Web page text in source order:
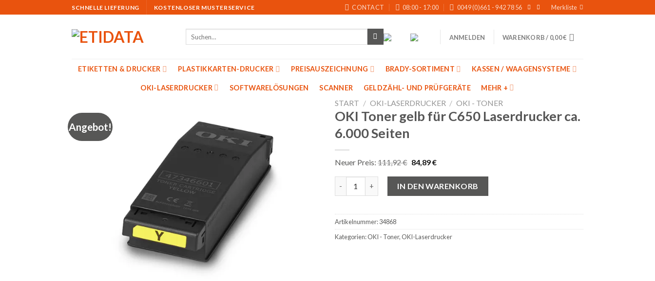
to
SCHNELLE LIEFERUNG KOSTENLOSER MUSTERSERVICE CONTACT 08:00 - 17:00 0049 (0)661 - 942 78 56 Merkliste
ANMELDEN WARENKORB / 0,00€
ETIKETTEN & DRUCKER PLASTIKKARTEN-DRUCKER PREISAUSZEICHNUNG BRADY-SORTIMENT KASSEN / WAAGENSYSTEME
OKI-LASERDRUCKER SOFTWARELÖSUNGEN SCANNER GELDZÄHL- UND PRÜFGERÄTE MEHR +
Angebot!
START / OKI-LASERDRUCKER / OKI - TONER
OKI Toner gelb für C650 Laserdrucker ca.
6.000 Seiten
Neuer Preis: 111,92€ Ursprünglicher
Preis
war:
111,92 €
84,89€Aktueller
ist:
84,89 €.
IN DEN WARENKORB
Artikelnummer:34868
Kategorien:OKI - Toner, OKI-Laserdrucker